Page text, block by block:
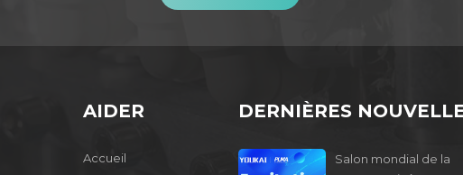
AIDER
Accueil
DERNIÈRES
Salon mondial de la